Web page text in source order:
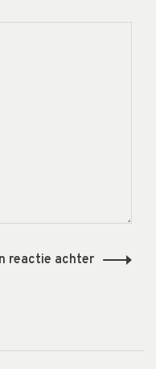
reactie achter